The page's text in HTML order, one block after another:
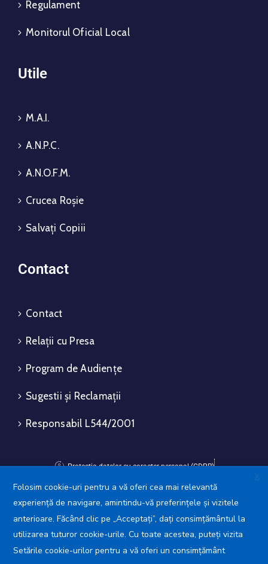
Regulament
Monitorul Oficial Local
Utile
M.A.I.
A.N.P.C.
A.N.O.F.M.
Crucea Roșie
Salvați Copiii
Contact
Contact
Relații cu Presa
Program de Audiențe
Sugestii și Reclamații
Responsabil L544/2001
Protecția datelor cu caracter personal (GDPR)
Politica de utilizare a Cookie-urilor
Avansis Mobile
X
Folosim cookie-uri pentru a vă oferi cea mai relevantă
experiență de navigare, amintindu-vă preferințele și vizitele
anterioare. Făcând clic pe „Acceptați”, dați consimțământul la
utilizarea tuturor cookie-urile. Cu toate acestea, puteți vizita
Setările cookie-urilor pentru a vă oferi un consimțământ